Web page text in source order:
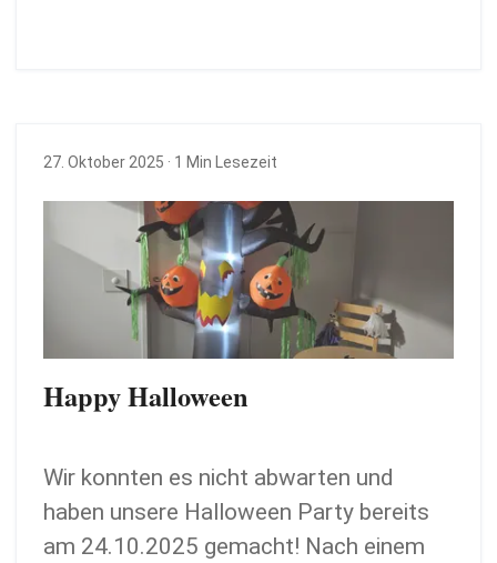
27. Oktober 2025 · 1 Min Lesezeit
Happy Halloween
Wir konnten es nicht abwarten und
haben unsere Halloween Party bereits
am 24.10.2025 gemacht! Nach einem